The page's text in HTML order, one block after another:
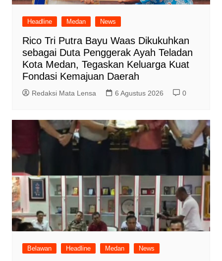
Headline Medan News
Rico Tri Putra Bayu Waas Dikukuhkan
sebagai Duta Penggerak Ayah Teladan
Kota Medan, Tegaskan Keluarga Kuat
Fondasi Kemajuan Daerah
Redaksi Mata Lensa 6 Agustus 2026 0
Belawan Headline Medan News